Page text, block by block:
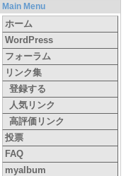
Main Menu
ホーム
WordPress
フォーラム
リンク集
登録する
人気リンク
高評価リンク
投票
FAQ
myalbum